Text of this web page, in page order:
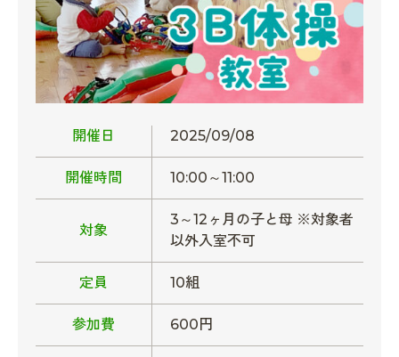
開催日 2025/09/08
開催時間 10:00～11:00
対象
3～12ヶ月の子と母 ※対象者
以外入室不可
定員 10組
参加費 600円